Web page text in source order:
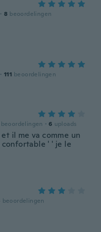
· 8 beoordelingen
· 111 beoordelingen
beoordelingen · 6 uploads
il me va comme un
' ' je le
beoordelingen